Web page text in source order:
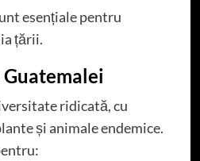
esențiale pentru
țării.
ridicată, cu
și animale endemice.